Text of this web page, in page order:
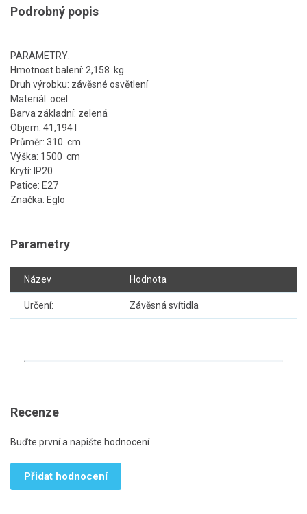
Podrobný popis
PARAMETRY:
Hmotnost balení: 2,158 kg
Druh výrobku: závěsné osvětlení
Materiál: ocel
Barva základní: zelená
Objem: 41,194 l
Průměr: 310 cm
Výška: 1500 cm
Krytí: IP20
Patice: E27
Značka: Eglo
Parametry
Název Hodnota
Určení: Závěsná svítidla
Recenze
Buďte první a napište hodnocení
Přidat hodnocení